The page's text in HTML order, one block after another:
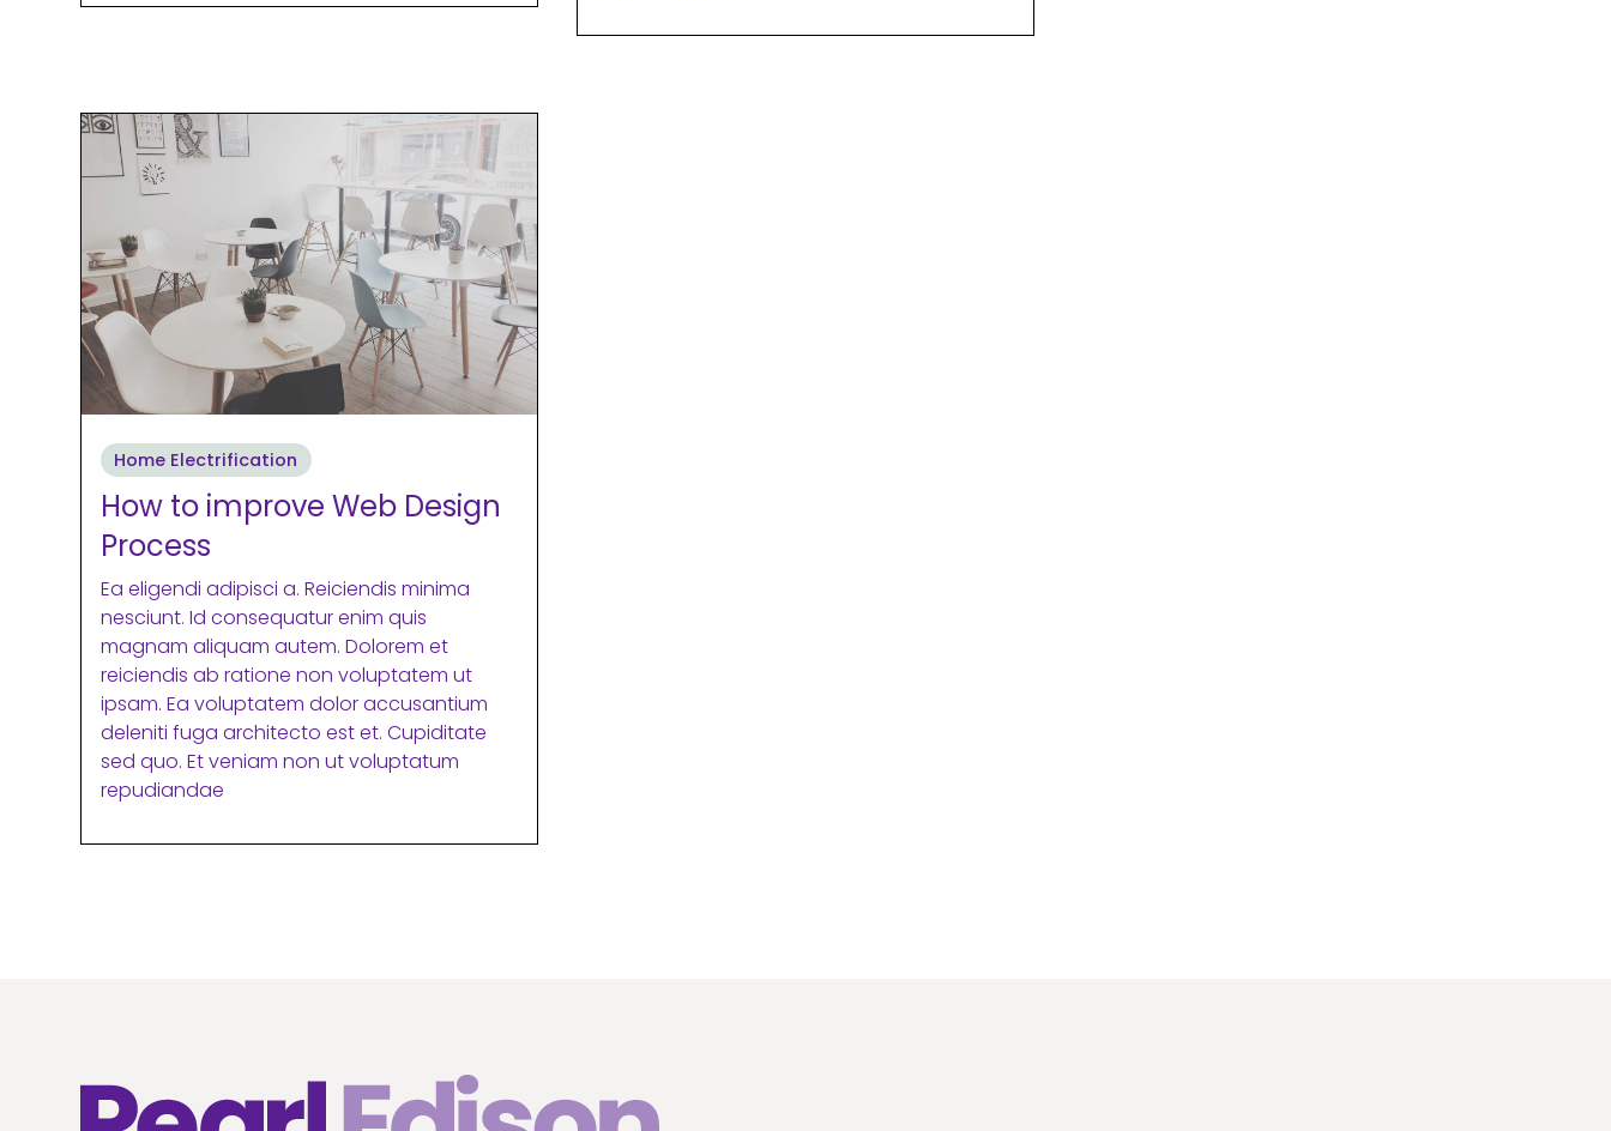
Home Electrification
How to improve Web Design
Process
Ea eligendi adipisci a. Reiciendis minima
nesciunt. Id consequatur enim quis
magnam aliquam autem. Dolorem et
reiciendis ab ratione non voluptatem ut
ipsam. Ea voluptatem dolor accusantium
deleniti fuga architecto est et. Cupiditate
sed quo. Et veniam non ut voluptatum
repudiandae